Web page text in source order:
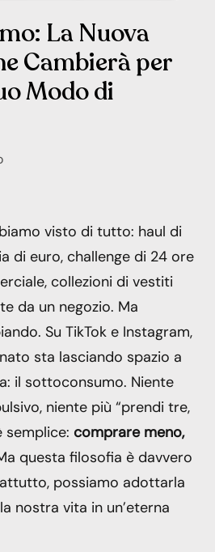
La Nuova
Cambierà per
Modo di
visto di tutto: haul di
di euro, challenge di 24 ore
collezioni di vestiti
da un negozio. Ma
Su TikTok e Instagram,
sta lasciando spazio a
il sottoconsumo. Niente
niente più “prendi tre,
semplice: comprare meno,
questa filosofia è davvero
possiamo adottarla
nostra vita in un’eterna